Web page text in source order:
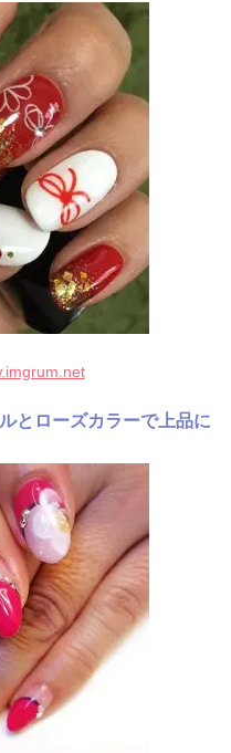
とローズカラーで上品に